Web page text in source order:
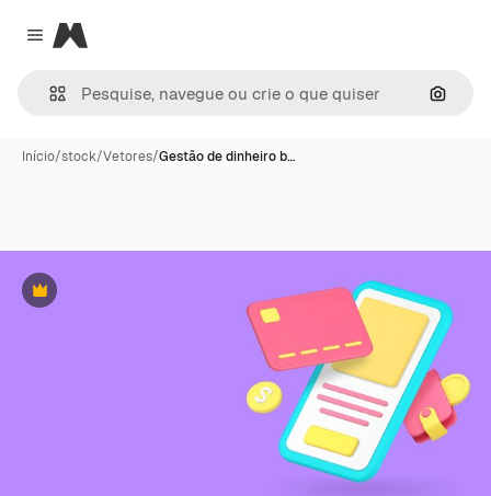
Close menu
Magnific
Início/stock/Vetores/Gestão de dinheiro b…
Premium